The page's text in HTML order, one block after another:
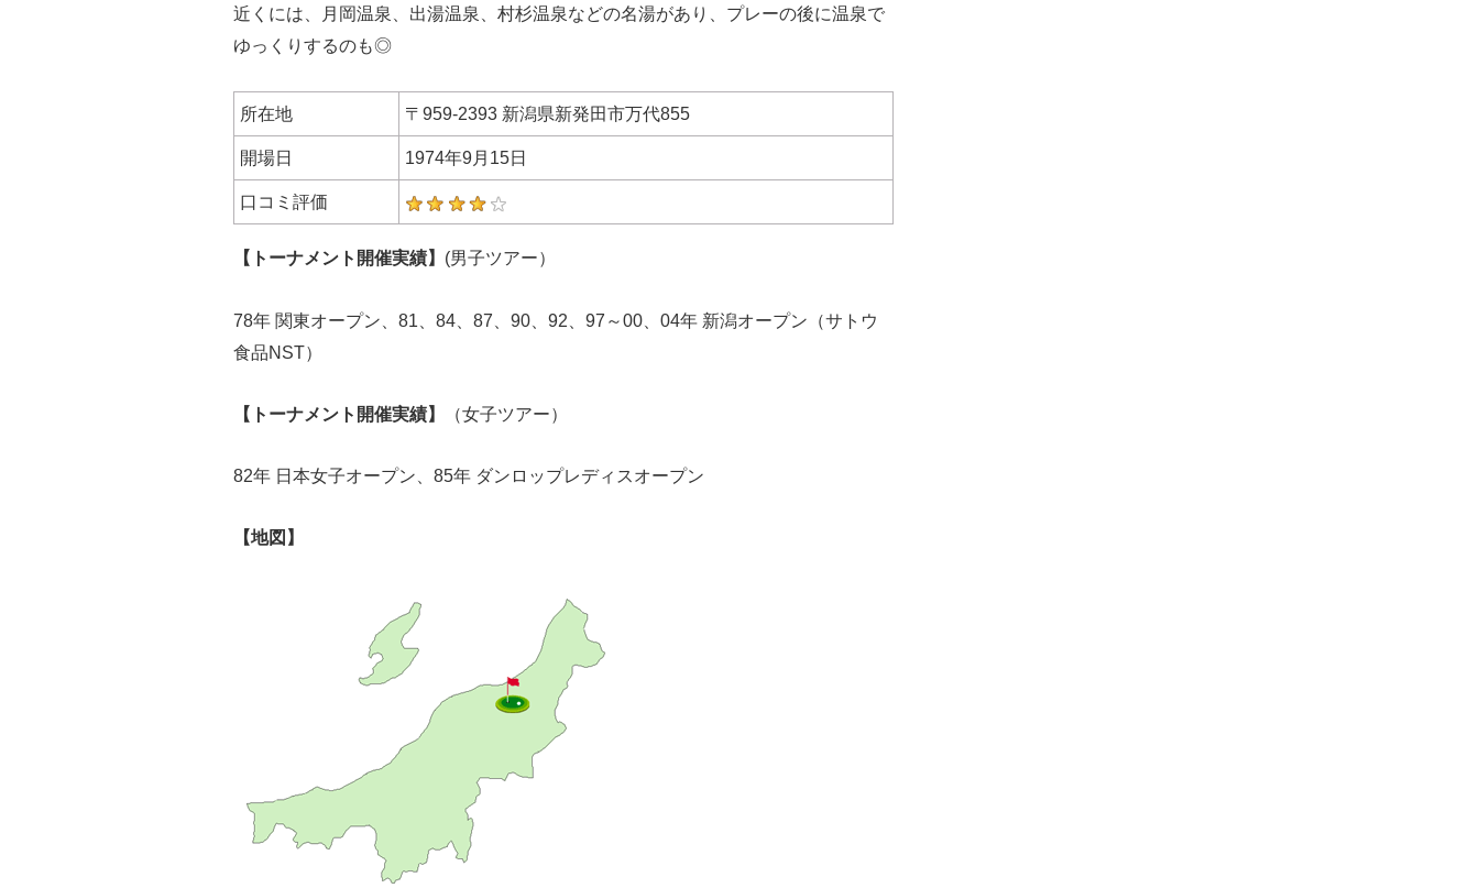
近くには、月岡温泉、出湯温泉、村杉温泉などの名湯があり、プレーの後に温泉で
ゆっくりするのも◎
所在地 〒959-2393 新潟県新発田市万代855
開場日 1974年9月15日
口コミ評価
【トーナメント開催実績】 (男子ツアー）
78年 関東オープン、81、84、87、90、92、97～00、04年 新潟オープン（サトウ
食品NST）
【トーナメント開催実績】 （女子ツアー）
82年 日本女子オープン、85年 ダンロップレディスオープン
【地図】